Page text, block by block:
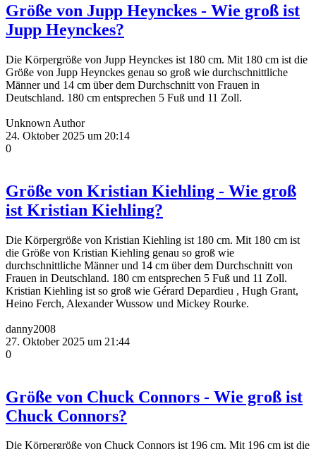
Größe von Jupp Heynckes - Wie groß ist
Jupp Heynckes?
Die Körpergröße von Jupp Heynckes ist 180 cm. Mit 180 cm ist die
Größe von Jupp Heynckes genau so groß wie durchschnittliche
Männer und 14 cm über dem Durchschnitt von Frauen in
Deutschland. 180 cm entsprechen 5 Fuß und 11 Zoll.
Unknown Author
24. Oktober 2025 um 20:14
0
Größe von Kristian Kiehling - Wie groß
ist Kristian Kiehling?
Die Körpergröße von Kristian Kiehling ist 180 cm. Mit 180 cm ist
die Größe von Kristian Kiehling genau so groß wie
durchschnittliche Männer und 14 cm über dem Durchschnitt von
Frauen in Deutschland. 180 cm entsprechen 5 Fuß und 11 Zoll.
Kristian Kiehling ist so groß wie Gérard Depardieu , Hugh Grant,
Heino Ferch, Alexander Wussow und Mickey Rourke.
danny2008
27. Oktober 2025 um 21:44
0
Größe von Chuck Connors - Wie groß ist
Chuck Connors?
Die Körpergröße von Chuck Connors ist 196 cm. Mit 196 cm ist die